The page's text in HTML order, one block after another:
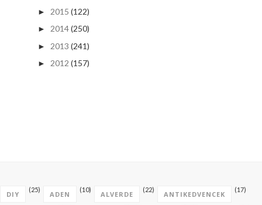
► 2015 (122)
► 2014(250)
► 2013 (241)
► 2012 (157)
DIY
(25)
ADEN
(10)
ALVERDE
(22)
ANTIKEDVENCEK
(17)